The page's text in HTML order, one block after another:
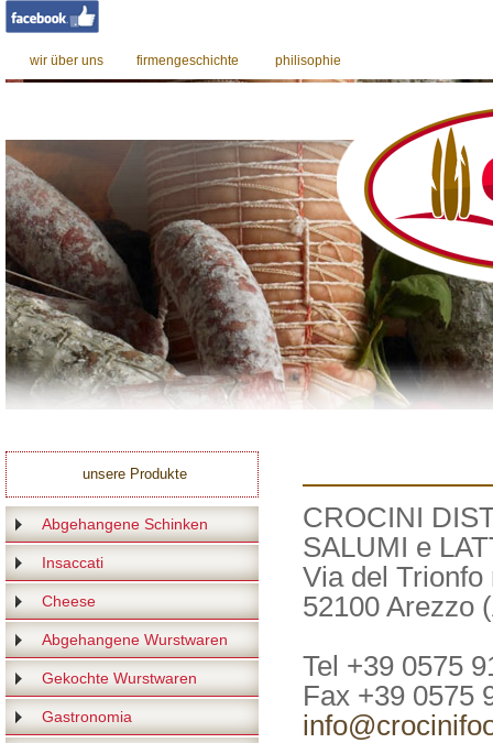
wir über uns firmengeschichte philisophie
unsere Produkte
Abgehangene Schinken
Insaccati
Cheese
Abgehangene Wurstwaren
Gekochte Wurstwaren
Gastronomia
CROCINI
SALUMI e
Via del Trionfo
52100 Arezzo
Tel +39 0575
Fax +39 0575